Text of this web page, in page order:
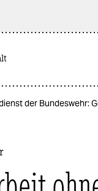
der Bundeswehr: